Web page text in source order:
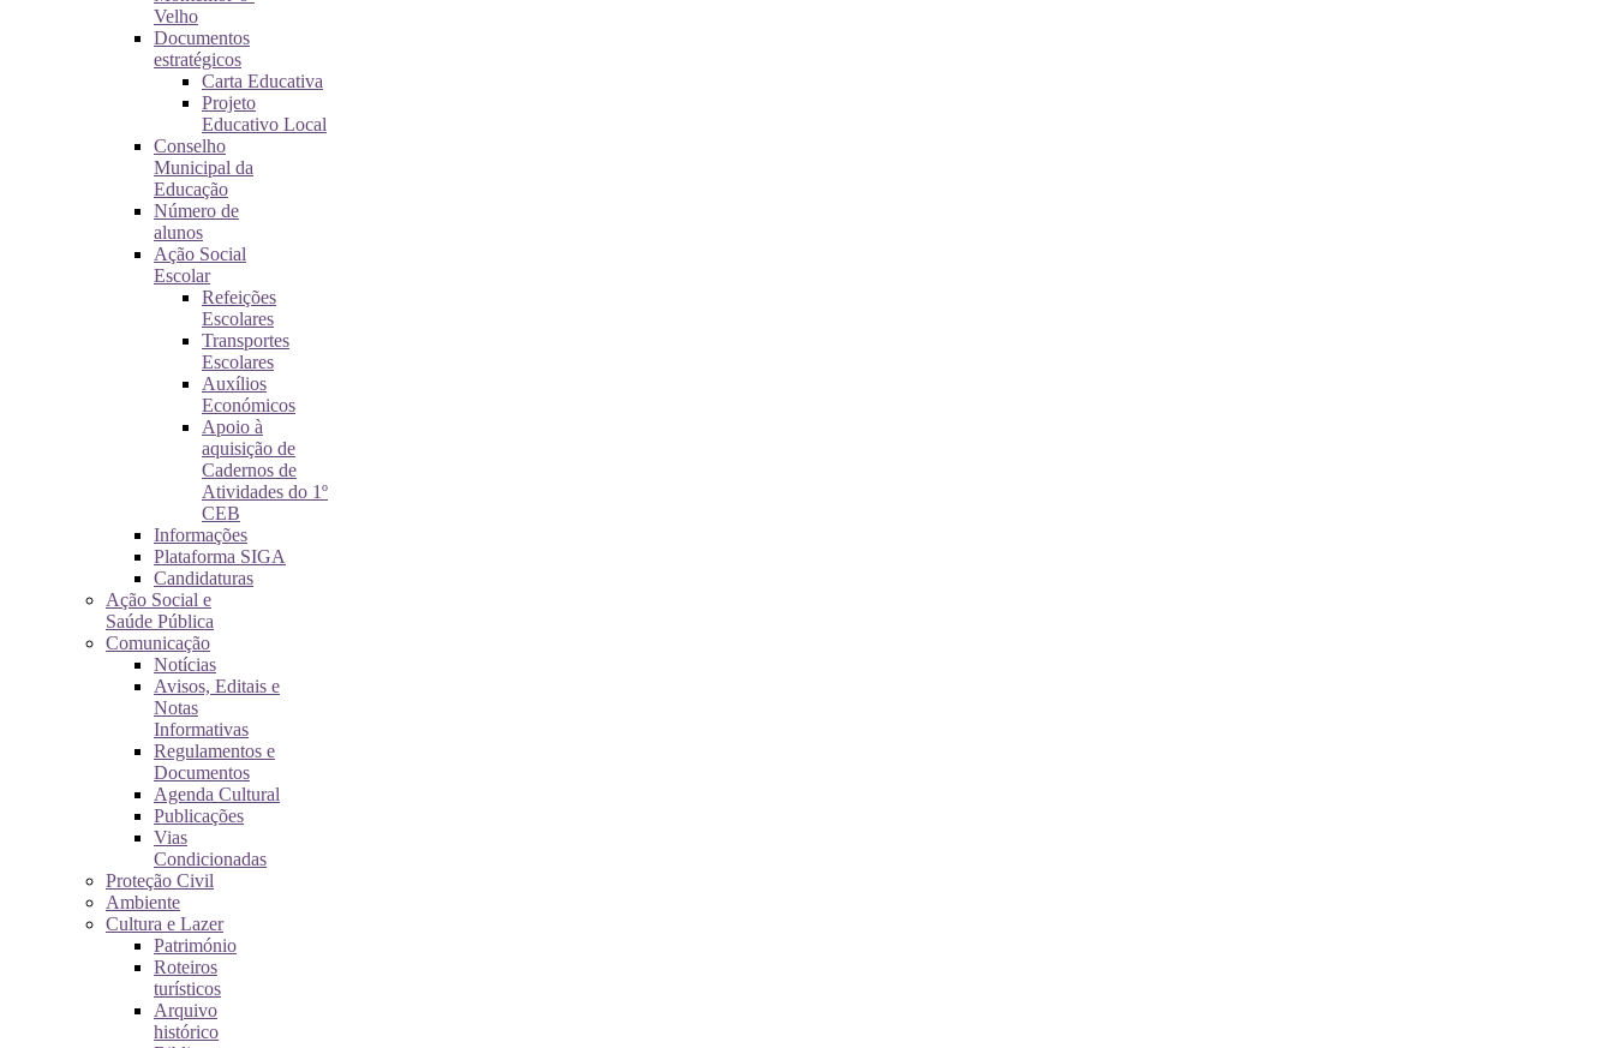
Velho
Documentos
estratégicos
Carta Educativa
Projeto
Educativo Local
Conselho
Municipal da
Educação
Número de
alunos
Ação Social
Escolar
Refeições
Escolares
Transportes
Escolares
Auxílios
Económicos
Apoio à
aquisição de
Cadernos de
Atividades do 1º
CEB
Informações
Plataforma SIGA
Candidaturas
Ação Social e
Saúde Pública
Comunicação
Notícias
Avisos, Editais e
Notas
Informativas
Regulamentos e
Documentos
Agenda Cultural
Publicações
Vias
Condicionadas
Proteção Civil
Ambiente
Cultura e Lazer
Património
Roteiros
turísticos
Arquivo
histórico